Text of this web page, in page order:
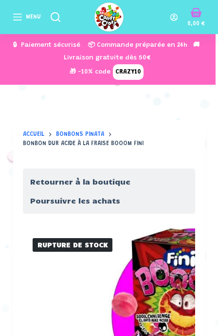
P
s
s
a
e
MENU
0,00€
🔒 Paiement sécurisé 📦 Commande préparée en 24h 🚚
Livraison gratuite dès 50€
🎁 -10% code CRAZY10
ACCUEIL
BONBONS PINATA
BONBON DUR ACIDE À LA FRAISE BOOOM FINI
Poursuivre les achats
Retourner à la boutique
RUPTURE DE STOCK